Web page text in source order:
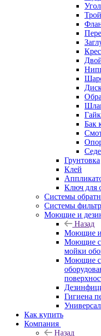
Бак
Грунтовка
Клей
Ключ для
Системы
Системы
Моющие и
Назад
Моющие и
Моющие
мойки
Моющие
Гигиена
Как купить
Компания
Назад